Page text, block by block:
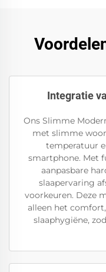
Integratie
Ons Slimme
met slimme
temperatuur
smartphone. Met
aanpasbare
slaapervaring
voorkeuren. Deze
alleen het
slaaphygiëne,